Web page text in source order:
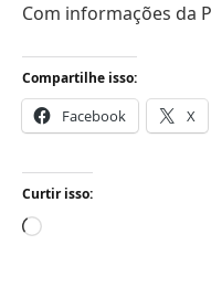
Com informações da
Compartilhe isso:
Facebook X
Curtir isso:
Carregando...